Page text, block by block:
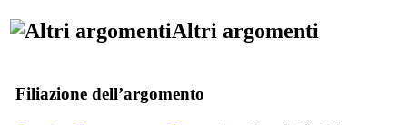
Altri argomenti
Filiazione dell’argomento